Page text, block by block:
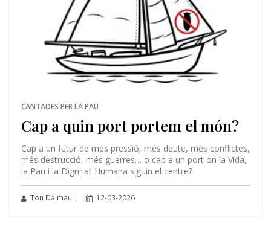
CANTADES PER LA PAU
Cap a quin port portem el món?
Cap a un futur de més pressió, més deute, més conflictes,
més destrucció, més guerres… o cap a un port on la Vida,
la Pau i la Dignitat Humana siguin el centre?
Ton Dalmau | 12-03-2026